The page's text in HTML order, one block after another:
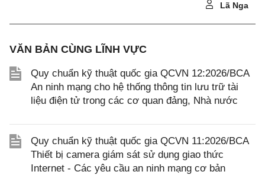
Lã Nga
VĂN BẢN CÙNG LĨNH VỰC
Quy chuẩn kỹ thuật quốc gia QCVN 12:2026/BCA
An ninh mạng cho hệ thống thông tin lưu trữ tài
liệu điện tử trong các cơ quan đảng, Nhà nước
Quy chuẩn kỹ thuật quốc gia QCVN 11:2026/BCA
Thiết bị camera giám sát sử dụng giao thức
Internet - Các yêu cầu an ninh mạng cơ bản